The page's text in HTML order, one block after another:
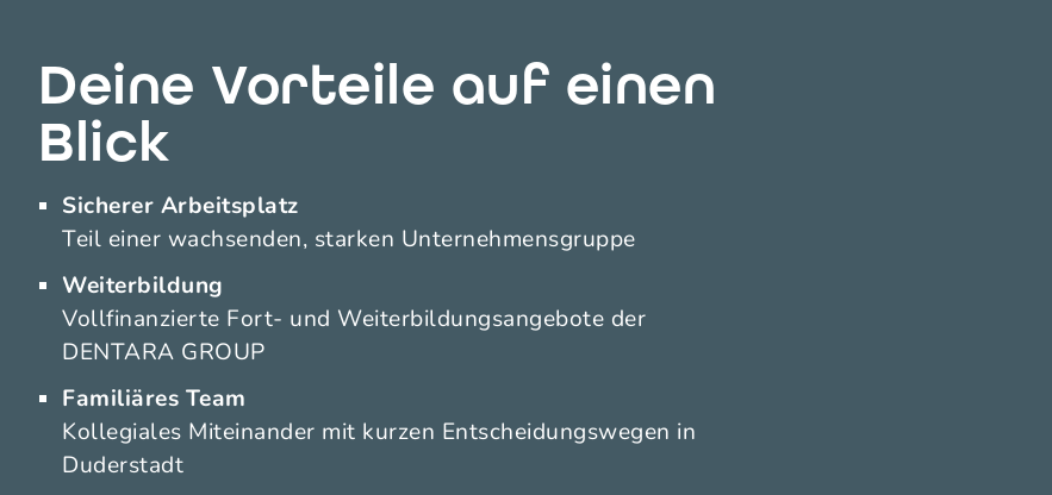
Deine Vorteile auf einen
Blick
Sicherer Arbeitsplatz
Teil einer wachsenden, starken Unternehmensgruppe
Weiterbildung
Vollfinanzierte Fort- und Weiterbildungsangebote der
DENTARA GROUP
Familiäres Team
Kollegiales Miteinander mit kurzen Entscheidungswegen in
Duderstadt